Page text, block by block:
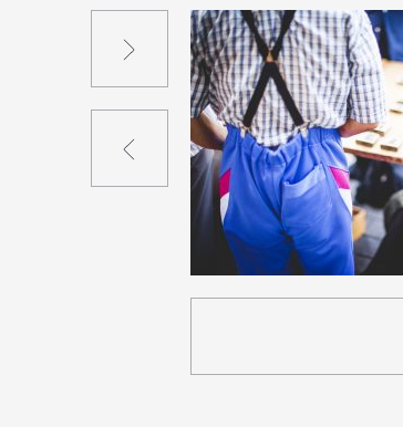
0
14
Suivant
Précédent